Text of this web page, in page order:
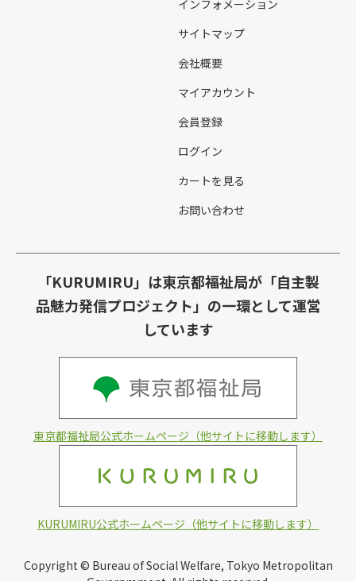
インフォメーション
サイトマップ
会社概要
マイアカウント
会員登録
ログイン
カートを見る
お問い合わせ
「KURUMIRU」は東京都福祉局が「自主製
品魅力発信プロジェクト」の一環として運営
しています
東京都福祉局公式ホームページ（他サイトに移動します）
KURUMIRU公式ホームページ（他サイトに移動します）
Copyright © Bureau of Social Welfare, Tokyo Metropolitan